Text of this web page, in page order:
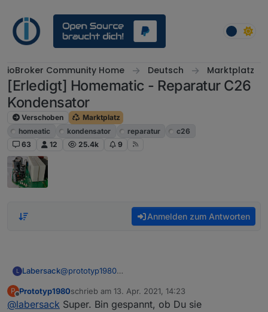
ioBroker Community Home Deutsch Marktplatz
[Erledigt] Homematic - Reparatur C26
Kondensator
Verschoben
Marktplatz
homeatic
kondensator reparatur
c26
63
12 25.4k 9
Anmelden zum Antworten
L Labersack@prototyp1980
nachher mal vornehmen.
P
Offline
Prototyp1980schrieb am 13. Apr. 2021, 14:23
zuletzt editiert von
@labersack Super. Bin gespannt, ob Du sie